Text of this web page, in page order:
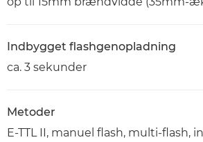
Indbygget flashgenopladning
ca. 3 sekunder
Metoder
E-TTL II, manuel flash, multi-flash,